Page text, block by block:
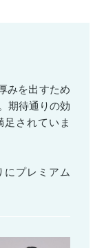
みを出すため
期待通りの効
されていま
にプレミアム